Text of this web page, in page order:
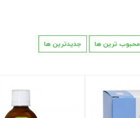
محبوب ترین ها
جدیدترین ها